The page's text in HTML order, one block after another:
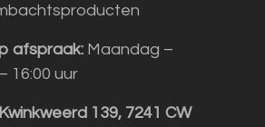
afspraak: Maandag –
16:00 uur
139, 7241 CW